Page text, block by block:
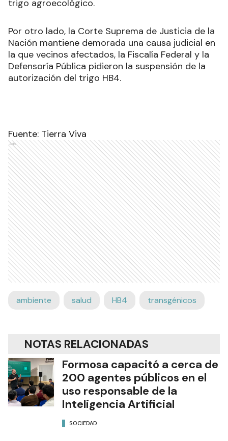
trigo agroecológico.
Por otro lado, la Corte Suprema de Justicia de la
Nación mantiene demorada una causa judicial en
la que vecinos afectados, la Fiscalía Federal y la
Defensoría Pública pidieron la suspensión de la
autorización del trigo HB4.
Fuente: Tierra Viva
Ads
ambiente salud HB4 transgénicos
NOTAS RELACIONADAS
Formosa capacitó a cerca de
200 agentes públicos en el
uso responsable de la
Inteligencia Artificial
SOCIEDAD